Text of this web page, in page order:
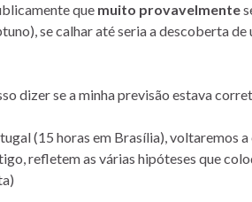
que muito provavelmente
se calhar até seria a descoberta de
dizer se a minha previsão estava
(15 horas em Brasília), voltaremos a
refletem as várias hipóteses que